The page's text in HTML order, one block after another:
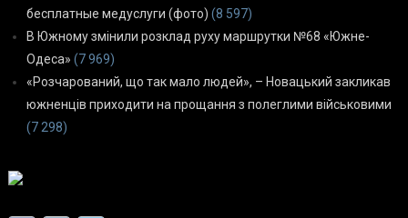
бесплатные медуслуги (фото) (8 597)
В Южному змінили розклад руху маршрутки №68 «Южне-
Одеса» (7 969)
«Розчарований, що так мало людей», – Новацький закликав
южненців приходити на прощання з полеглими військовими
(7 298)